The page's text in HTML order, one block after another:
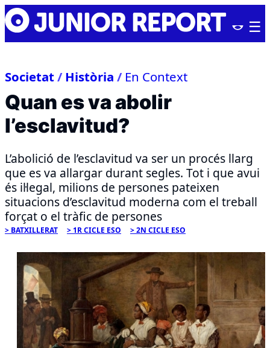
Skip
to
content
Junior
Report
Societat/Història / En Context
Quan es va abolir
l’esclavitud?
L’abolició de l’esclavitud va ser un procés llarg
que es va allargar durant segles. Tot i que avui
és il·legal, milions de persones pateixen
situacions d’esclavitud moderna com el treball
forçat o el tràfic de persones
BATXILLERAT 1R CICLE ESO 2N CICLE ESO